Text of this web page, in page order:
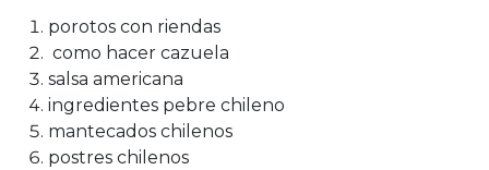
porotos con riendas
como hacer cazuela
salsa americana
ingredientes pebre chileno
mantecados chilenos
postres chilenos